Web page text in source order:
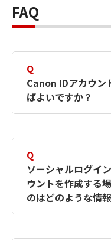
FAQ
Q
Canon IDアカウン
ばよいですか？
す。詳しい作成
何ですか？
ださい。
Q
ソーシャルログイ
ウントを作成する
のはどのような情